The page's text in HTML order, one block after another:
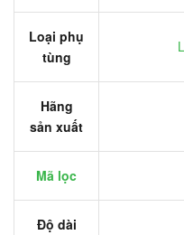
Loại phụ
tùng
Hãng
sản xuất
Mã lọc
Độ dài